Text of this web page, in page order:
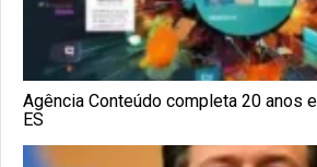
Agência Conteúdo completa 20 anos
ES